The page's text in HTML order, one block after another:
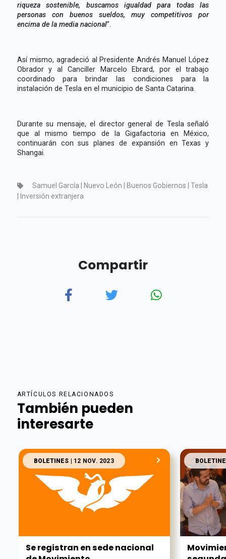
riqueza sostenible, buscamos igualdad para todas las
personas con buenos sueldos, muy competitivos por
encima de la media nacional”.
Así mismo, agradeció al Presidente Andrés Manuel López
Obrador y al Canciller Marcelo Ebrard, por el trabajo
coordinado para brindar las condiciones para la
instalación de Tesla en el municipio de Santa Catarina.
Durante su mensaje, el director general de Tesla señaló
que al mismo tiempo de la Gigafactoria en México,
continuarán con sus planes de expansión en Texas y
Shangai.
Samuel García | Nuevo León | Buenos Gobiernos | Tesla
| Inversión extranjera
Compartir
ARTÍCULOS RELACIONADOS
También pueden
interesarte
BOLETINES | 12 NOV. 2023
Se registran en sede nacional